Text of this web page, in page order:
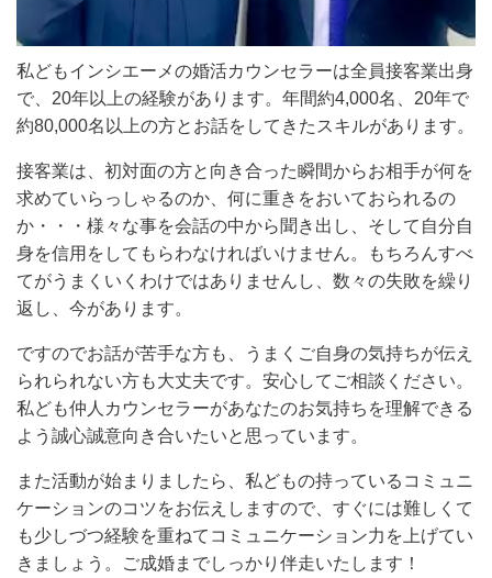
私どもインシエーメの婚活カウンセラーは全員接客業出身
で、20年以上の経験があります。年間約4,000名、20年で
約80,000名以上の方とお話をしてきたスキルがあります。
接客業は、初対面の方と向き合った瞬間からお相手が何を
求めていらっしゃるのか、何に重きをおいておられるの
か・・・様々な事を会話の中から聞き出し、そして自分自
身を信用をしてもらわなければいけません。もちろんすべ
てがうまくいくわけではありませんし、数々の失敗を繰り
返し、今があります。
ですのでお話が苦手な方も、うまくご自身の気持ちが伝え
られられない方も大丈夫です。安心してご相談ください。
私ども仲人カウンセラーがあなたのお気持ちを理解できる
よう誠心誠意向き合いたいと思っています。
また活動が始まりましたら、私どもの持っているコミュニ
ケーションのコツをお伝えしますので、すぐには難しくて
も少しづつ経験を重ねてコミュニケーション力を上げてい
きましょう。ご成婚までしっかり伴走いたします！